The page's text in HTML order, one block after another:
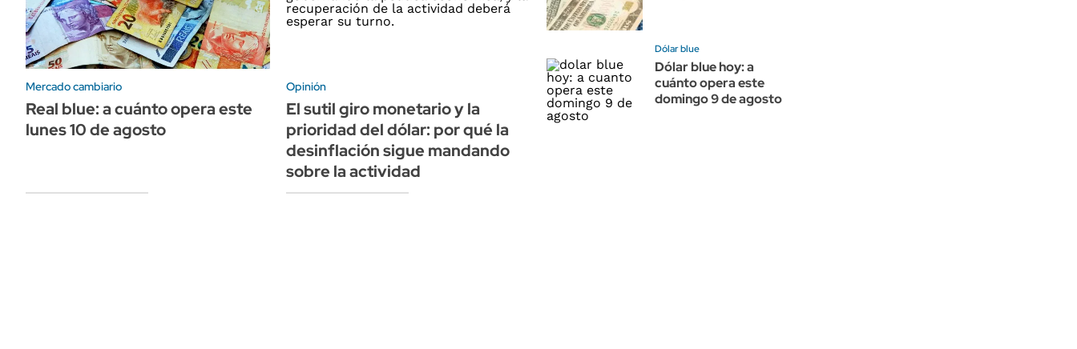
Mercado cambiario
Real blue: a cuánto opera este
lunes 10 de agosto
Opinión
El sutil giro monetario y la
prioridad del dólar: por qué la
desinflación sigue mandando
sobre la actividad
Dólar blue
Dólar blue hoy: a
cuánto opera este
domingo 9 de agosto